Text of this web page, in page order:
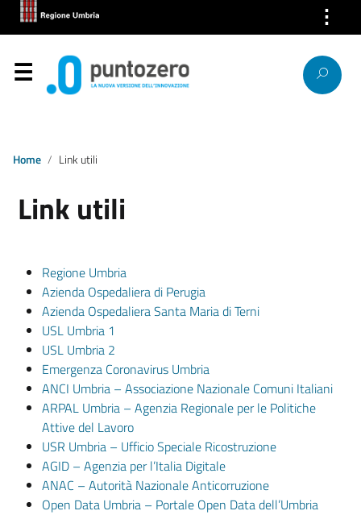
⋮
Chi Siamo
Servizi
News
Ricerca IP
Contatti
Home Link utili
Link utili
Regione Umbria
Azienda Ospedaliera di Perugia
Azienda Ospedaliera Santa Maria di Terni
USL Umbria 1
USL Umbria 2
Emergenza Coronavirus Umbria
ANCI Umbria – Associazione Nazionale Comuni Italiani
ARPAL Umbria – Agenzia Regionale per le Politiche
Attive del Lavoro
USR Umbria – Ufficio Speciale Ricostruzione
AGID – Agenzia per l’Italia Digitale
ANAC – Autorità Nazionale Anticorruzione
Open Data Umbria – Portale Open Data dell’Umbria